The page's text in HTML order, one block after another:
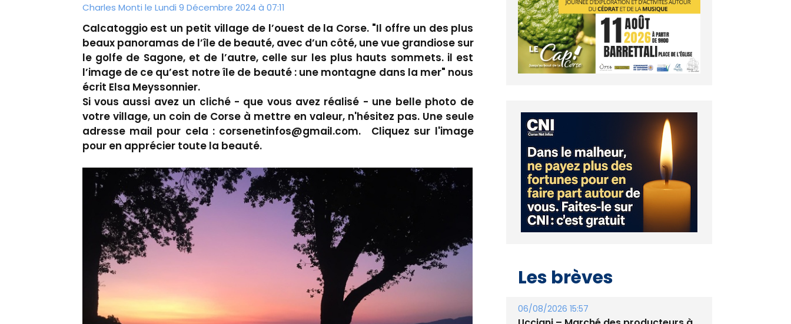
Charles Monti le Lundi 9 Décembre 2024 à 07:11
Calcatoggio est un petit village de l’ouest de la Corse. "Il offre un des plus
beaux panoramas de l’île de beauté, avec d’un côté, une vue grandiose sur
le golfe de Sagone, et de l’autre, celle sur les plus hauts sommets. il est
l’image de ce qu’est notre île de beauté : une montagne dans la mer" nous
écrit Elsa Meyssonnier.
Si vous aussi avez un cliché - que vous avez réalisé - une belle photo de
votre village, un coin de Corse à mettre en valeur, n'hésitez pas. Une seule
adresse mail pour cela : corsenetinfos@gmail.com. Cliquez sur l'image
pour en apprécier toute la beauté.
Les brèves